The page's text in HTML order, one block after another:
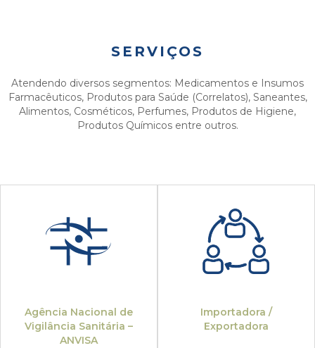
SERVIÇOS
Atendendo diversos segmentos: Medicamentos e Insumos
Farmacêuticos, Produtos para Saúde (Correlatos), Saneantes,
Alimentos, Cosméticos, Perfumes, Produtos de Higiene,
Produtos Químicos entre outros.
Agência Nacional de
Vigilância Sanitária –
ANVISA
Importadora /
Exportadora